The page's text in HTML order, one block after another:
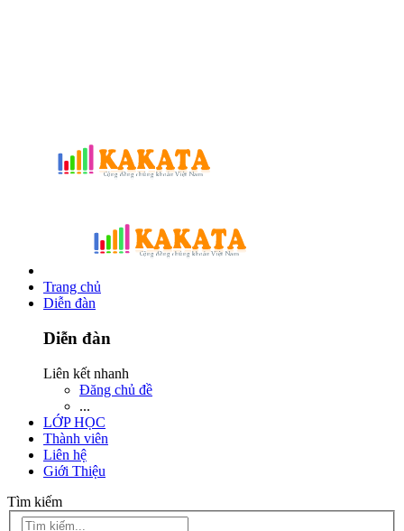
Trang chủ
Diễn đàn
Diễn đàn
Liên kết nhanh
Đăng chủ đề
...
LỚP HỌC
Thành viên
Liên hệ
Giới Thiệu
Tìm kiếm